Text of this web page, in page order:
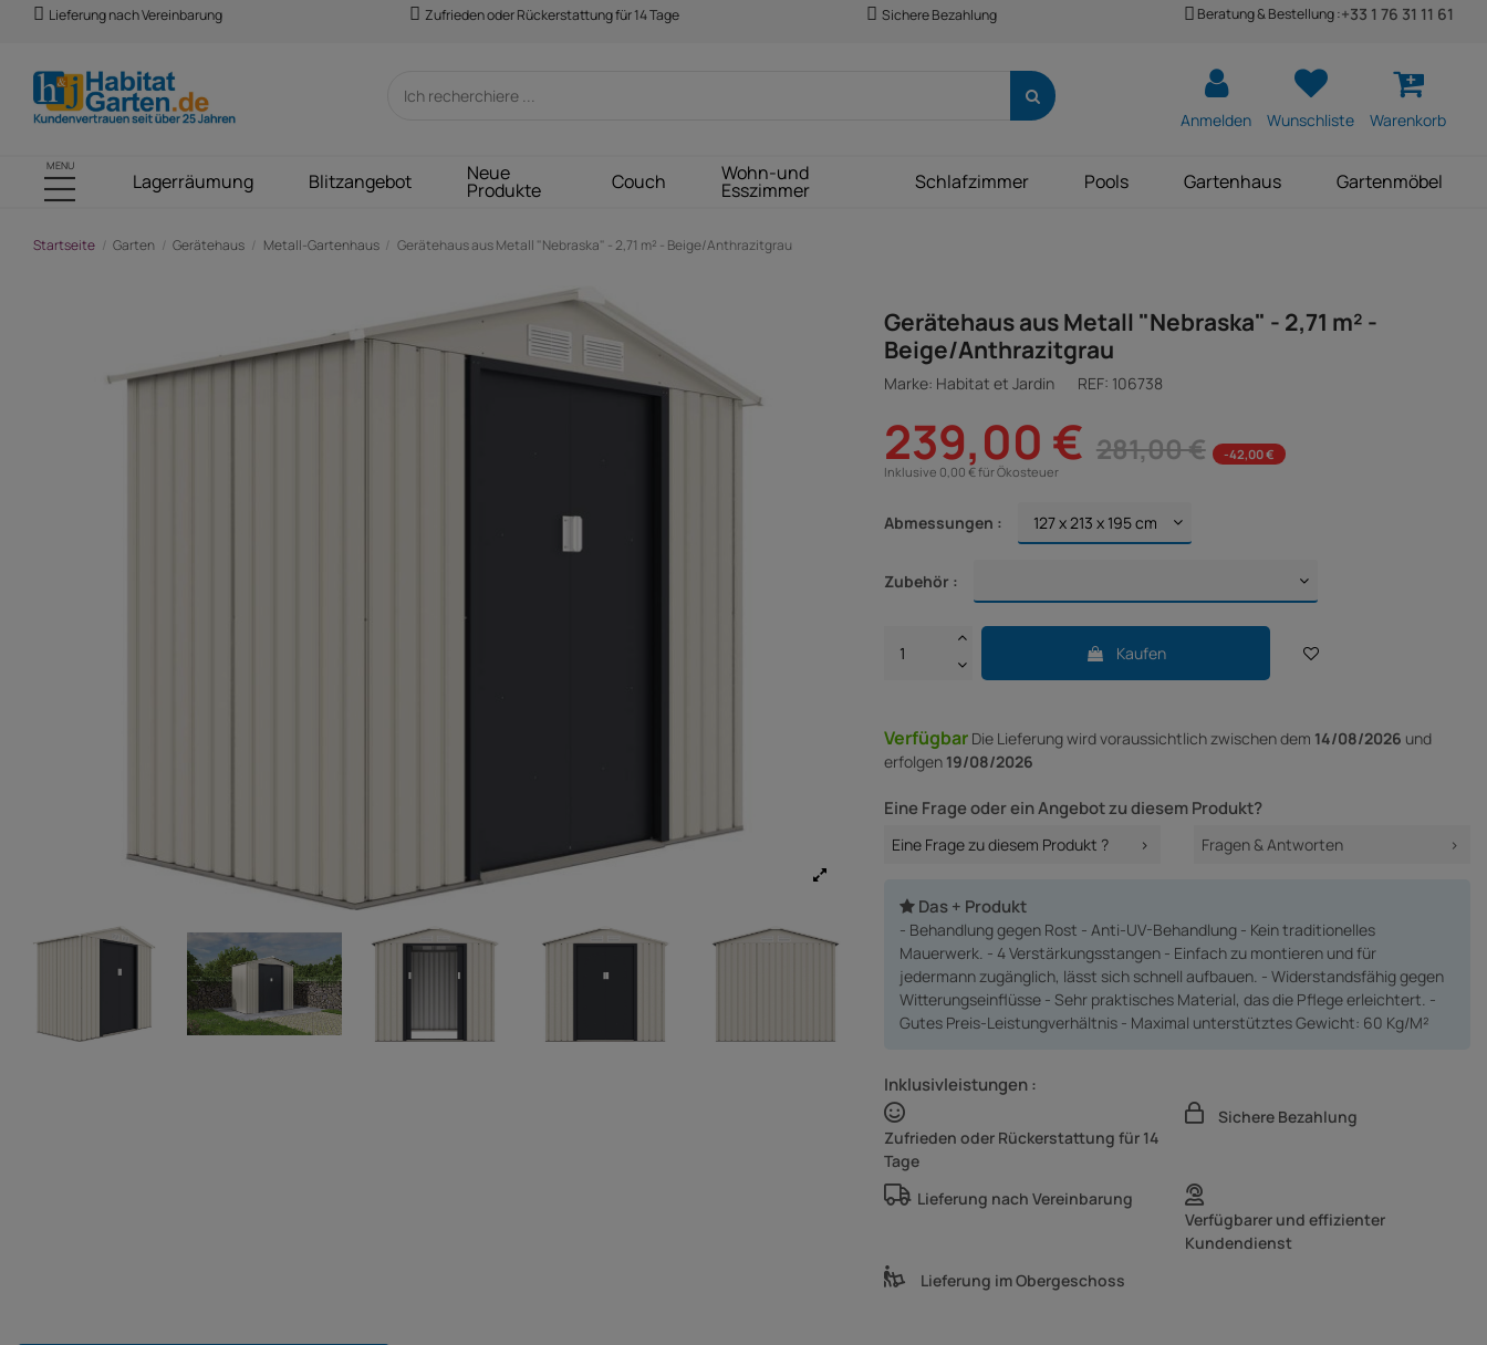
Lieferung nach Vereinbarung Zufrieden oder Rückerstattung für 14 Tage Sichere Bezahlung Beratung & Bestellung :+33 1 76 31 11 61
Anmelden Wunschliste Warenkorb
MENU
Lagerräumung Blitzangebot Neue
Produkte Couch Wohn-und
Esszimmer Schlafzimmer Pools Gartenhaus Gartenmöbel
Startseite Garten Gerätehaus Metall-Gartenhaus Gerätehaus aus Metall "Nebraska" - 2,71 m² - Beige/Anthrazitgrau
Gerätehaus aus Metall "Nebraska" - 2,71 m² -
Beige/Anthrazitgrau
Marke: Habitat et Jardin REF: 106738
239,00 € 281,00 €
-42,00 €
Inklusive 0,00 € für Ökosteuer
Abmessungen :
Zubehör :
Kaufen
Verfügbar Die Lieferungwird voraussichtlich zwischen dem 14/08/2026 und
erfolgen 19/08/2026
Eine Frage oder ein Angebot zu diesem Produkt?
Eine Frage zu diesem Produkt ? Fragen & Antworten
Das + Produkt
- Behandlung gegen Rost - Anti-UV-Behandlung - Kein traditionelles
Mauerwerk. - 4 Verstärkungsstangen - Einfach zu montieren und für
jedermann zugänglich, lässt sich schnell aufbauen. - Widerstandsfähig gegen
Witterungseinflüsse - Sehr praktisches Material, das die Pflege erleichtert. -
Gutes Preis-Leistungverhältnis - Maximal unterstütztes Gewicht: 60 Kg/M²
Inklusivleistungen :
Zufrieden oder Rückerstattung für 14
Tage
Sichere Bezahlung
Lieferung nach Vereinbarung
Verfügbarer und effizienter
Kundendienst
Lieferung im Obergeschoss